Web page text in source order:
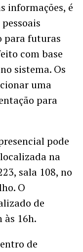
informações, é
para futuras
com base
sistema. Os
uma
para
pode
na
sala 108, no
O
de
às 16h.
de